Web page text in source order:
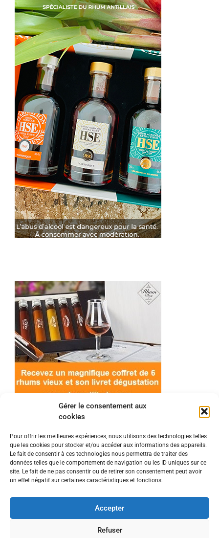
Gérer le consentement aux
cookies
Pour offrir les meilleures expériences, nous utilisons des technologies telles
que les cookies pour stocker et/ou accéder aux informations des appareils.
Le fait de consentir à ces technologies nous permettra de traiter des
données telles que le comportement de navigation ou les ID uniques sur ce
site. Le fait de ne pas consentir ou de retirer son consentement peut avoir
un effet négatif sur certaines caractéristiques et fonctions.
Accepter
Refuser
© 2022 Meilleur-rhum.net - Tous droits réservés
Mentions légales-Politique de cookies
En tant que Partenaire Amazon, je réalise un